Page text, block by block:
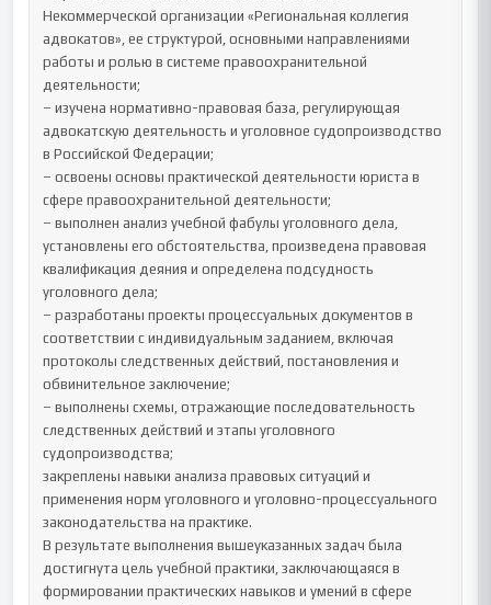
Некоммерческой организации «Региональная коллегия
адвокатов», ее структурой, основными направлениями
работы и ролью в системе правоохранительной
деятельности;
– изучена нормативно-правовая база, регулирующая
адвокатскую деятельность и уголовное судопроизводство
в Российской Федерации;
– освоены основы практической деятельности юриста в
сфере правоохранительной деятельности;
– выполнен анализ учебной фабулы уголовного дела,
установлены его обстоятельства, произведена правовая
квалификация деяния и определена подсудность
уголовного дела;
– разработаны проекты процессуальных документов в
соответствии с индивидуальным заданием, включая
протоколы следственных действий, постановления и
обвинительное заключение;
– выполнены схемы, отражающие последовательность
следственных действий и этапы уголовного
судопроизводства;
закреплены навыки анализа правовых ситуаций и
применения норм уголовного и уголовно-процессуального
законодательства на практике.
В результате выполнения вышеуказанных задач была
достигнута цель учебной практики, заключающаяся в
формировании практических навыков и умений в сфере